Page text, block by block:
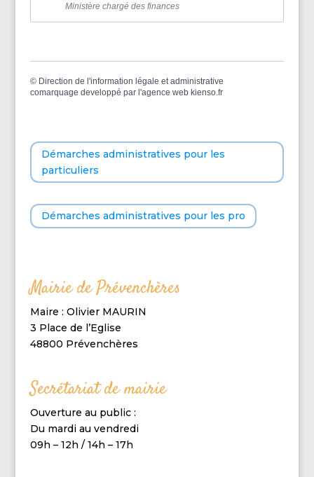
Ministère chargé des finances
© Direction de l'information légale et administrative
comarquage developpé par l'agence web kienso.fr
Démarches administratives pour les
particuliers
Démarches administratives pour les pro
Mairie de Prévenchères
Maire : Olivier MAURIN
3 Place de l’Eglise
48800 Prévenchères
Secrétariat de mairie
Ouverture au public :
Du mardi au vendredi
09h – 12h / 14h – 17h